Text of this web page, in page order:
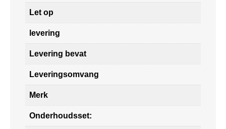
Let op
levering
Levering bevat
Leveringsomvang
Merk
Onderhoudsset: